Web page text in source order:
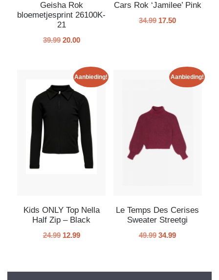
Geisha Rok
bloemetjesprint 26100K-
21
39.99 20.00
Cars Rok ‘Jamilee’ Pink
34.99 17.50
Aanbieding!
Kids ONLY Top Nella
Half Zip – Black
24.99 12.99
Aanbieding!
Le Temps Des Cerises
Sweater Streetgi
49.99 34.99